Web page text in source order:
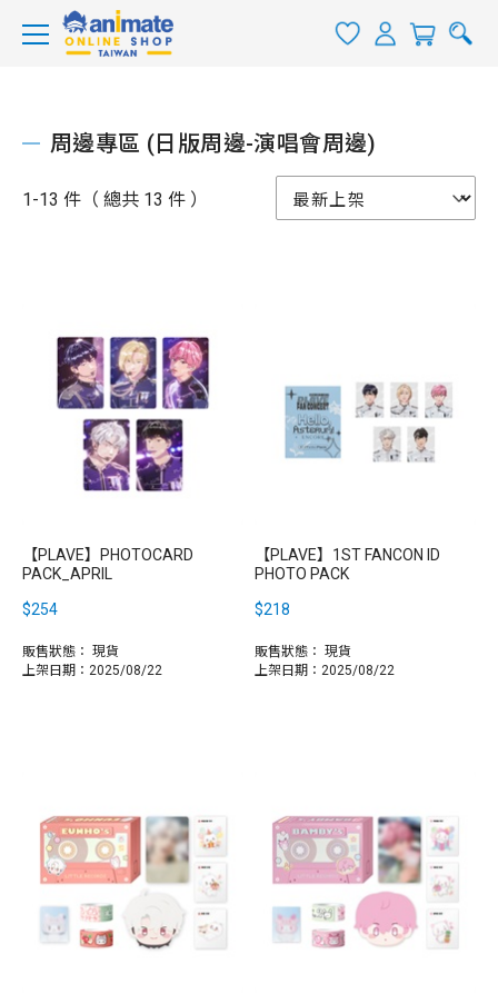
周邊專區 (日版周邊-演唱會周邊)
1-13 件（ 總共 13 件 ）
【PLAVE】PHOTOCARD
PACK_APRIL
$254
販售狀態： 現貨
上架日期：2025/08/22
【PLAVE】1ST FANCON ID
PHOTO PACK
$218
販售狀態： 現貨
上架日期：2025/08/22